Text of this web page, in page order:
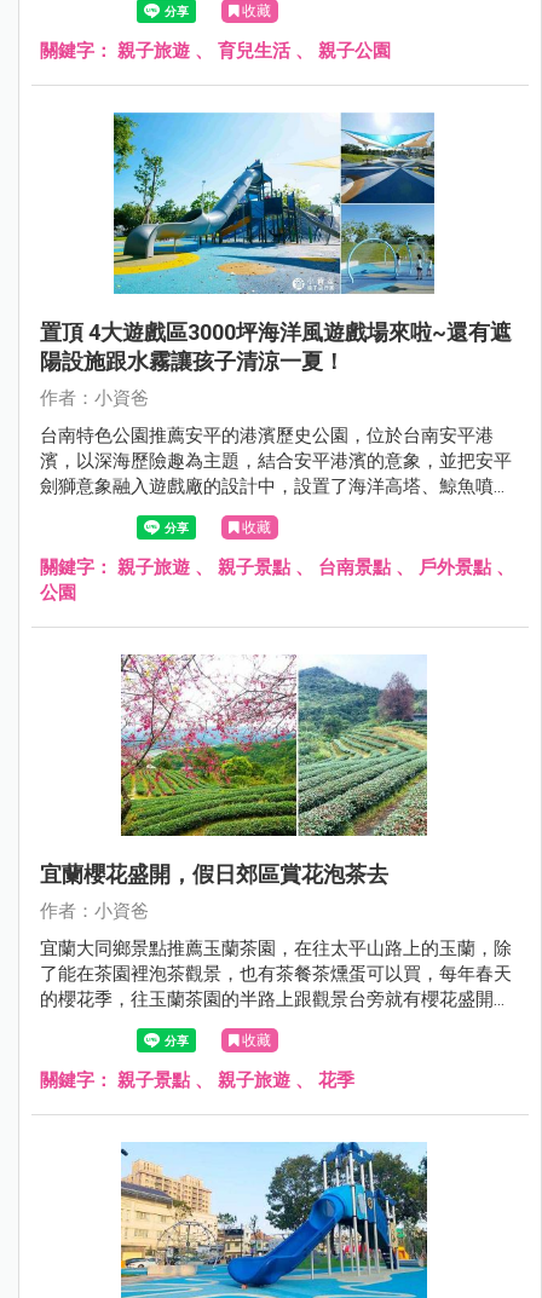
收藏
關鍵字： 親子旅遊 、 育兒生活、 親子公園
置頂 4大遊戲區3000坪海洋風遊戲場來啦~還有遮
陽設施跟水霧讓孩子清涼一夏！
作者：小資爸
台南特色公園推薦安平的港濱歷史公園，位於台南安平港
濱，以深海歷險趣為主題，結合安平港濱的意象，並把安平
劍獅意象融入遊戲廠的設計中，設置了海洋高塔、鯨魚噴
霧、鯨魚尾巴土丘、雙軌滑溜索、繩索闖關、珊瑚礁叢噴
霧、盪鞦韆、綠藻山洞等有趣且富有挑戰性的遊具，結合安
平的定情碼頭德陽艦園區和安平古堡就是很棒的安平親子半
日遊、一日遊呦~現在就跟著小資爸一起來玩安平的港濱歷
收藏
關鍵字： 親子旅遊 、 親子景點 、 台南景點 、 戶外景點 、
公園
宜蘭櫻花盛開，假日郊區賞花泡茶去
作者：小資爸
宜蘭大同鄉景點推薦玉蘭茶園，在往太平山路上的玉蘭，除
了能在茶園裡泡茶觀景，也有茶餐茶燻蛋可以買，每年春天
的櫻花季，往玉蘭茶園的半路上跟觀景台旁就有櫻花盛開，
搭配茶園翠綠的風貌，景色秀麗! 很適合過年期間及假日來
此品茗，搭配附近的崙埤河濱公園，就是很棒的宜蘭走春半
日遊一日遊景點呦，現在就跟著小資爸一起來宜蘭大同鄉的
收藏
關鍵字： 親子景點 、 親子旅遊 、 花季